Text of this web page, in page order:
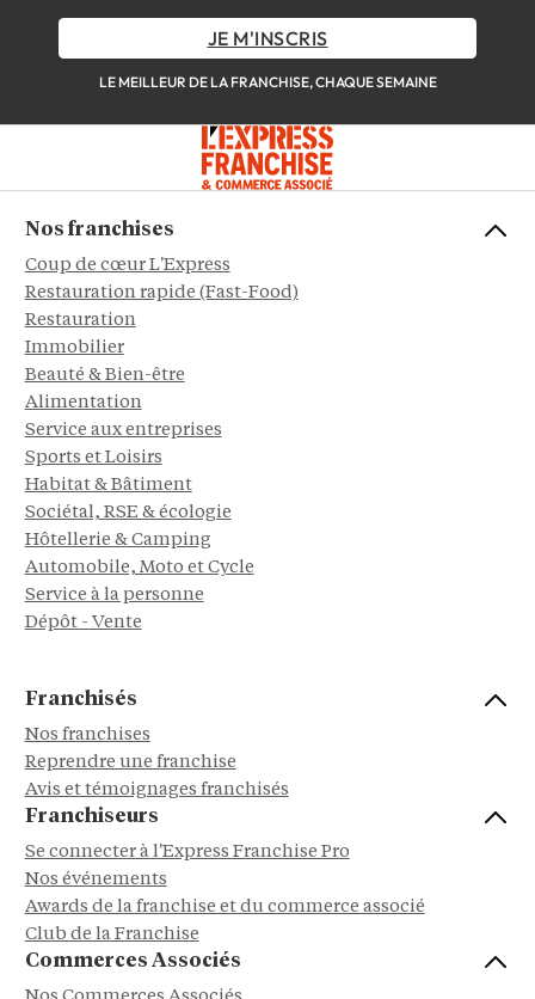
JE M'INSCRIS
LE MEILLEUR DE LA FRANCHISE, CHAQUE SEMAINE
Nos franchises
Coup de cœur L'Express
Restauration rapide (Fast-Food)
Restauration
Immobilier
Beauté & Bien-être
Alimentation
Service aux entreprises
Sports et Loisirs
Habitat & Bâtiment
Sociétal, RSE & écologie
Hôtellerie & Camping
Automobile, Moto et Cycle
Service à la personne
Dépôt - Vente
Franchisés
Nos franchises
Reprendre une franchise
Avis et témoignages franchisés
Franchiseurs
Se connecter à l'Express Franchise Pro
Nos événements
Awards de la franchise et du commerce associé
Club de la Franchise
Commerces Associés